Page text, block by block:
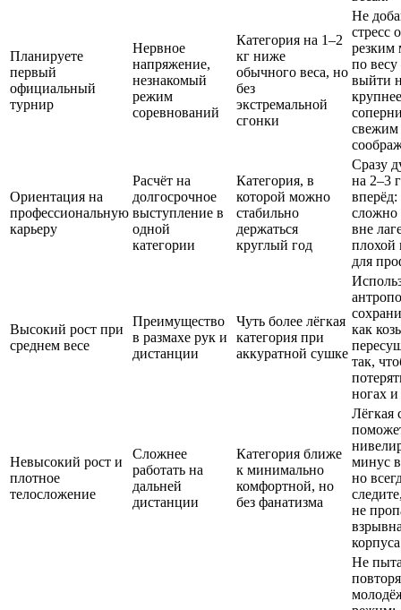
Планируете
первый
официальный
турнир
Нервное
напряжение,
незнакомый
режим
соревнований
Категория на 1–2
кг ниже
обычного веса, но
без
экстремальной
сгонки
Не
стресс
резким
по
выйти
крупнее
свежим
Ориентация на
профессиональную
карьеру
Расчёт на
долгосрочное
выступление в
одной
категории
Категория, в
которой можно
стабильно
держаться
круглый год
Сразу
на 2–3
вперёд:
сложно
вне
плохой
для
Высокий рост при
среднем весе
Преимущество
в размахе рук и
дистанции
Чуть более лёгкая
категория при
аккуратной сушке
как
так,
ногах и
Невысокий рост и
плотное
телосложение
Сложнее
работать на
дальней
дистанции
Категория ближе
к минимально
комфортной, но
без фанатизма
Лёгкая
минус
но
не
Не